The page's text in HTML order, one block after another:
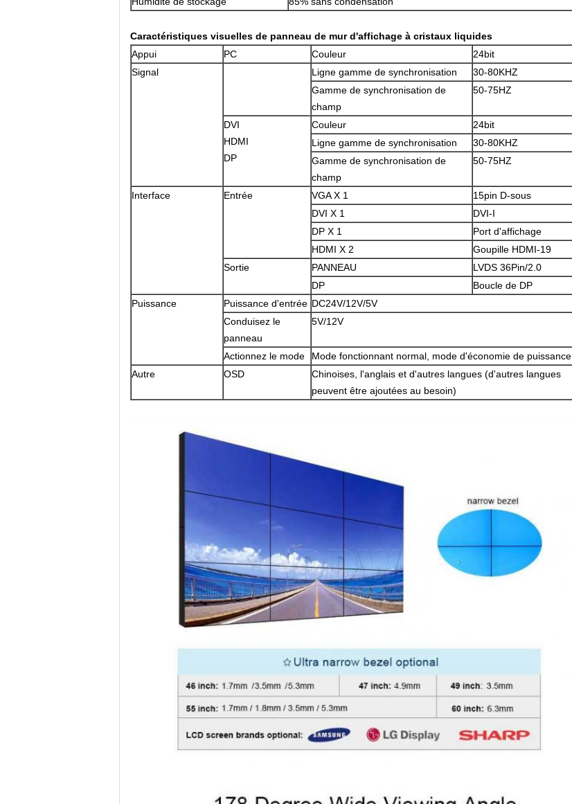
Caractéristiques visuelles de panneau de mur d'affichage à cristaux liquides
Appui
PC Couleur
24bit
Signal
Ligne gamme de synchronisation
30-80KHZ
Gamme de synchronisation de
champ
50-75HZ
DVI
HDMI
DP
Couleur
24bit
Ligne gamme de synchronisation
30-80KHZ
Gamme de synchronisation de
champ
50-75HZ
Interface Entrée VGA X 1
15pin D-sous
DVI X 1
DVI-I
DP X 1
Port d'affichage
HDMI X 2
Goupille HDMI-19
Sortie
PANNEAU
LVDS 36Pin/2.0
DP
Boucle de DP
Puissance
Puissance d'entrée DC24V/12V/5V
Conduisez le
panneau
5V/12V
Actionnez le mode
Mode fonctionnant normal, mode d'économie de puissance
Autre
OSD
Chinoises, l'anglais et d'autres langues (d'autres langues
peuvent être ajoutées au besoin)